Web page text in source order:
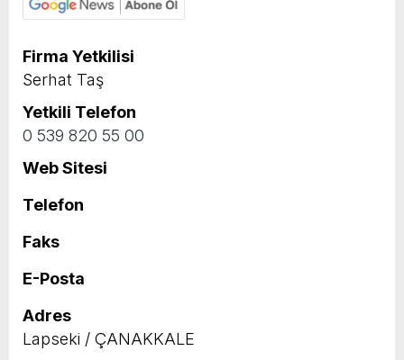
Firma Yetkilisi
Serhat Taş
Yetkili Telefon
0 539 820 55 00
Web Sitesi
Telefon
Faks
E-Posta
Adres
Lapseki / ÇANAKKALE